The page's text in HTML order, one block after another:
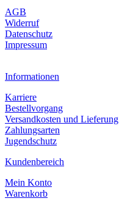
AGB
Widerruf
Datenschutz
Impressum
Informationen
Karriere
Bestellvorgang
Versandkosten und Lieferung
Zahlungsarten
Jugendschutz
Kundenbereich
Mein Konto
Warenkorb